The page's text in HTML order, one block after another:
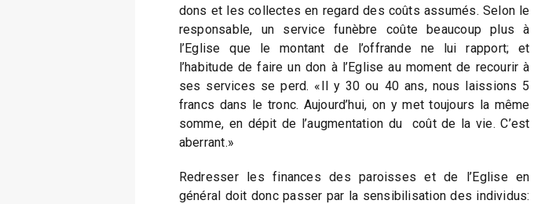
dons et les collectes en regard des coûts assumés. Selon le
responsable, un service funèbre coûte beaucoup plus à
l’Eglise que le montant de l’offrande ne lui rapport; et
l’habitude de faire un don à l’Eglise au moment de recourir à
ses services se perd. «Il y 30 ou 40 ans, nous laissions 5
francs dans le tronc. Aujourd’hui, on y met toujours la même
somme, en dépit de l’augmentation du
coût de la vie. C’est
aberrant.»
Redresser les finances des paroisses et de l’Eglise en
général doit donc passer par la sensibilisation des individus: